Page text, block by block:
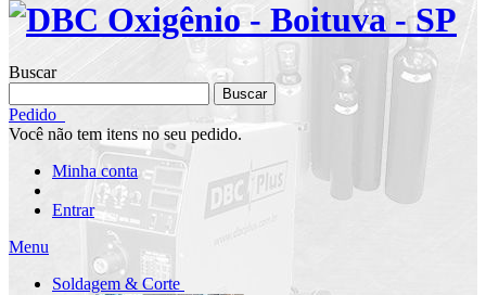
Buscar
Buscar
Pedido
Você não tem itens no seu pedido.
Minha conta
Entrar
Menu
Soldagem & Corte